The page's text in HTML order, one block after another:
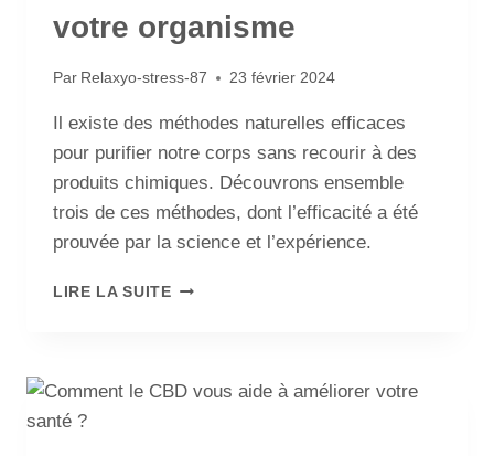
votre organisme
Par Relaxyo-stress-87 23 février 2024
Il existe des méthodes naturelles efficaces
pour purifier notre corps sans recourir à des
produits chimiques. Découvrons ensemble
trois de ces méthodes, dont l’efficacité a été
prouvée par la science et l’expérience.
LIRE LA SUITE